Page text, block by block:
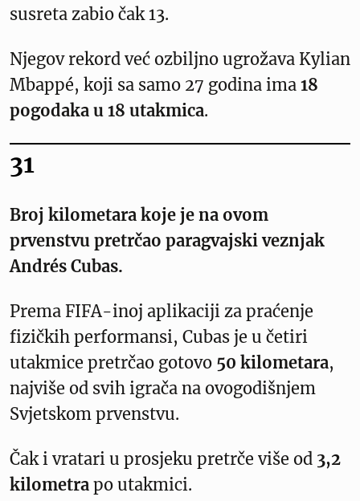
susreta zabio čak 13.
Njegov rekord već ozbiljno ugrožava Kylian
Mbappé, koji sa samo 27 godina ima 18
pogodaka u 18 utakmica.
31
Broj kilometara koje je na ovom
prvenstvu pretrčao paragvajski veznjak
Andrés Cubas.
Prema FIFA-inoj aplikaciji za praćenje
fizičkih performansi, Cubas je u četiri
utakmice pretrčao gotovo 50 kilometara,
najviše od svih igrača na ovogodišnjem
Svjetskom prvenstvu.
Čak i vratari u prosjeku pretrče više od 3,2
kilometra po utakmici.